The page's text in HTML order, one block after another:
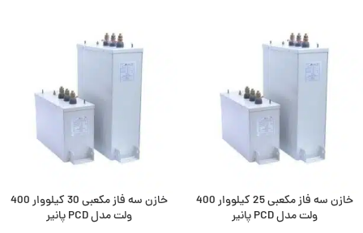
خازن سه فاز مکعبی 25 کیلووار 400
ولت مدل PCD پانیر
خازن سه فاز مکعبی 30 کیلووار 400
ولت مدل PCD پانیر